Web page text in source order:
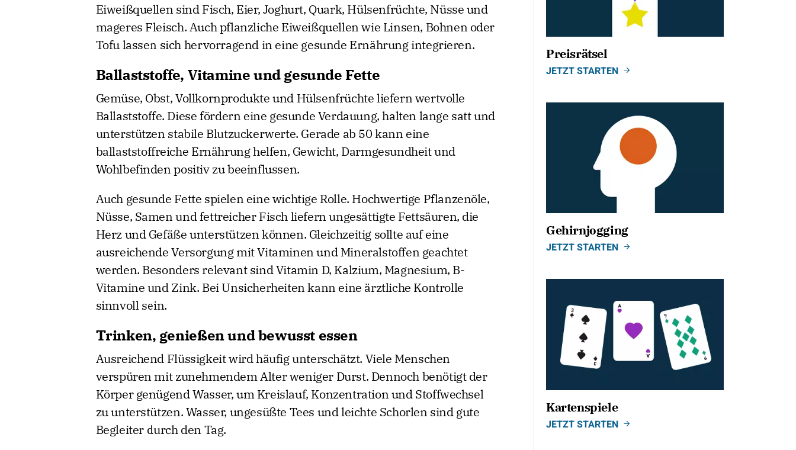
Eiweißquellen sind Fisch, Eier, Joghurt, Quark, Hülsenfrüchte, Nüsse und
mageres Fleisch. Auch pflanzliche Eiweißquellen wie Linsen, Bohnen oder
Tofu lassen sich hervorragend in eine gesunde Ernährung integrieren.
Ballaststoffe, Vitamine und gesunde Fette
Gemüse, Obst, Vollkornprodukte und Hülsenfrüchte liefern wertvolle
Ballaststoffe. Diese fördern eine gesunde Verdauung, halten lange satt und
unterstützen stabile Blutzuckerwerte. Gerade ab 50 kann eine
ballaststoffreiche Ernährung helfen, Gewicht, Darmgesundheit und
Wohlbefinden positiv zu beeinflussen.
Auch gesunde Fette spielen eine wichtige Rolle. Hochwertige Pflanzenöle,
Nüsse, Samen und fettreicher Fisch liefern ungesättigte Fettsäuren, die
Herz und Gefäße unterstützen können. Gleichzeitig sollte auf eine
ausreichende Versorgung mit Vitaminen und Mineralstoffen geachtet
werden. Besonders relevant sind Vitamin D, Kalzium, Magnesium, B-
Vitamine und Zink. Bei Unsicherheiten kann eine ärztliche Kontrolle
sinnvoll sein.
Trinken, genießen und bewusst essen
Ausreichend Flüssigkeit wird häufig unterschätzt. Viele Menschen
verspüren mit zunehmendem Alter weniger Durst. Dennoch benötigt der
Körper genügend Wasser, um Kreislauf, Konzentration und Stoffwechsel
zu unterstützen. Wasser, ungesüßte Tees und leichte Schorlen sind gute
Begleiter durch den Tag.
Preisrätsel
JETZT STARTEN
Gehirnjogging
JETZT STARTEN
Kartenspiele
JETZT STARTEN